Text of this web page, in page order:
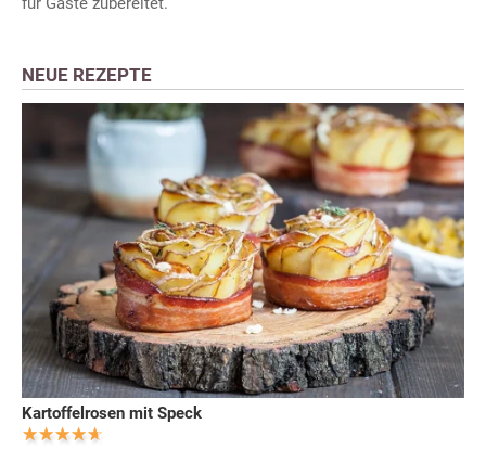
NEUE REZEPTE
Kartoffelrosen mit Speck